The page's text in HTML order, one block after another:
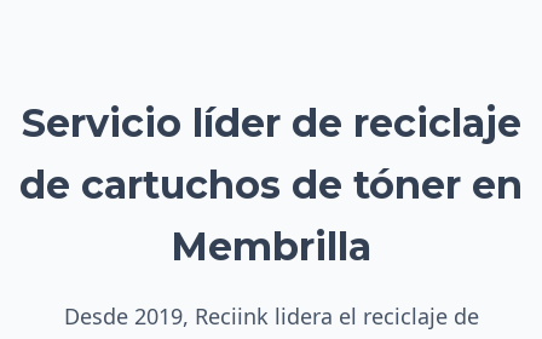
Servicio líder de reciclaje
de cartuchos de tóner en
Membrilla
Desde 2019, Reciink lidera el reciclaje de